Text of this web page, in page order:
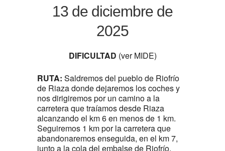
13 de diciembre de
2025
DIFICULTAD (ver MIDE)
RUTA: Saldremos del pueblo de Riofrío
de Riaza donde dejaremos los coches y
nos dirigiremos por un camino a la
carretera que traíamos desde Riaza
alcanzando el km 6 en menos de 1 km.
Seguiremos 1 km por la carretera que
abandonaremos enseguida, en el km 7,
junto a la cola del embalse de Riofrío,